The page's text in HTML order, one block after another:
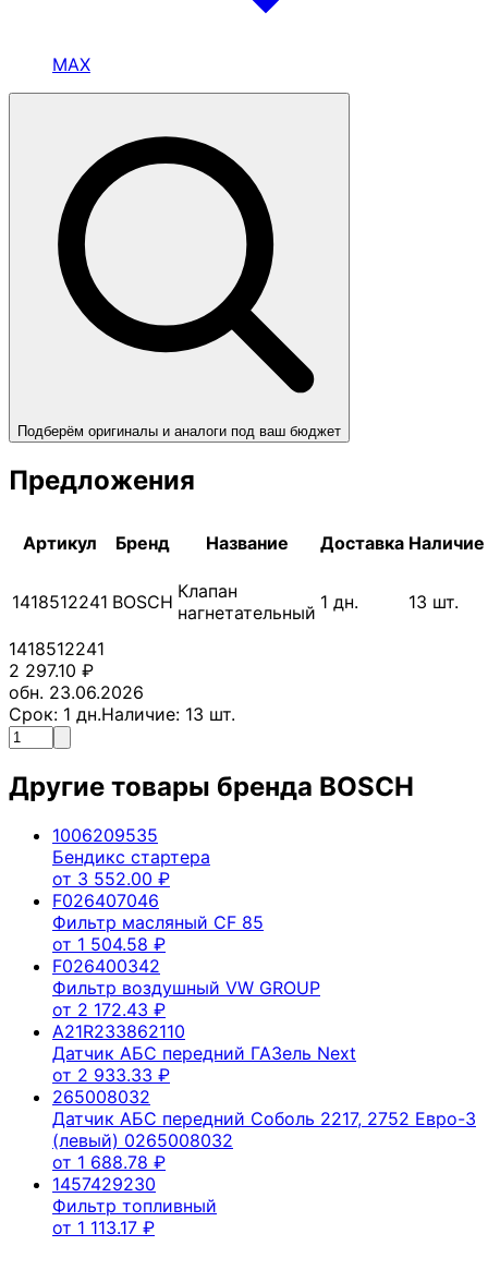
MAX
Подберём оригиналы и аналоги под ваш бюджет
Предложения
Артикул Бренд Название Доставка Наличие
1418512241 BOSCH Клапан
нагнетательный 1 дн. 13 шт.
1418512241
2 297.10 ₽
обн. 23.06.2026
Срок: 1 дн.Наличие: 13 шт.
Другие товары бренда BOSCH
1006209535
Бендикс стартера
от 3 552.00 ₽
F026407046
Фильтр масляный CF 85
от 1 504.58 ₽
F026400342
Фильтр воздушный VW GROUP
от 2 172.43 ₽
A21R233862110
Датчик АБС передний ГАЗель Next
от 2 933.33 ₽
265008032
Датчик АБС передний Соболь 2217, 2752 Евро-3
(левый) 0265008032
от 1 688.78 ₽
1457429230
Фильтр топливный
от 1 113.17 ₽